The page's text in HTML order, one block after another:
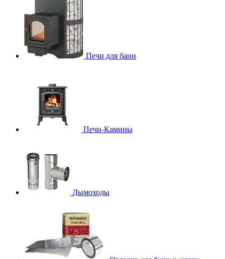
Печи для бани
Печи-Камины
Дымоходы